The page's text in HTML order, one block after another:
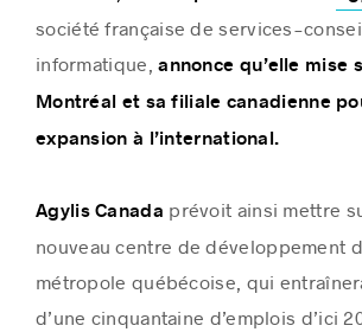
société française de services-
informatique,annonce qu’elle mise
Montréal et sa filiale canadienne
expansion à l’international.
Agylis Canada prévoit ainsi mettre
nouveau centre de développement
métropole québécoise, qui
d’une cinquantaine d’emplois d’ici